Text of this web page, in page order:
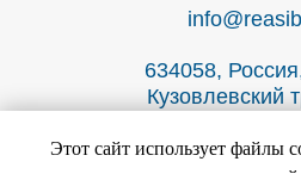
Пользовательское
634058,
Кузовлевский
Этот сайт использует файлы